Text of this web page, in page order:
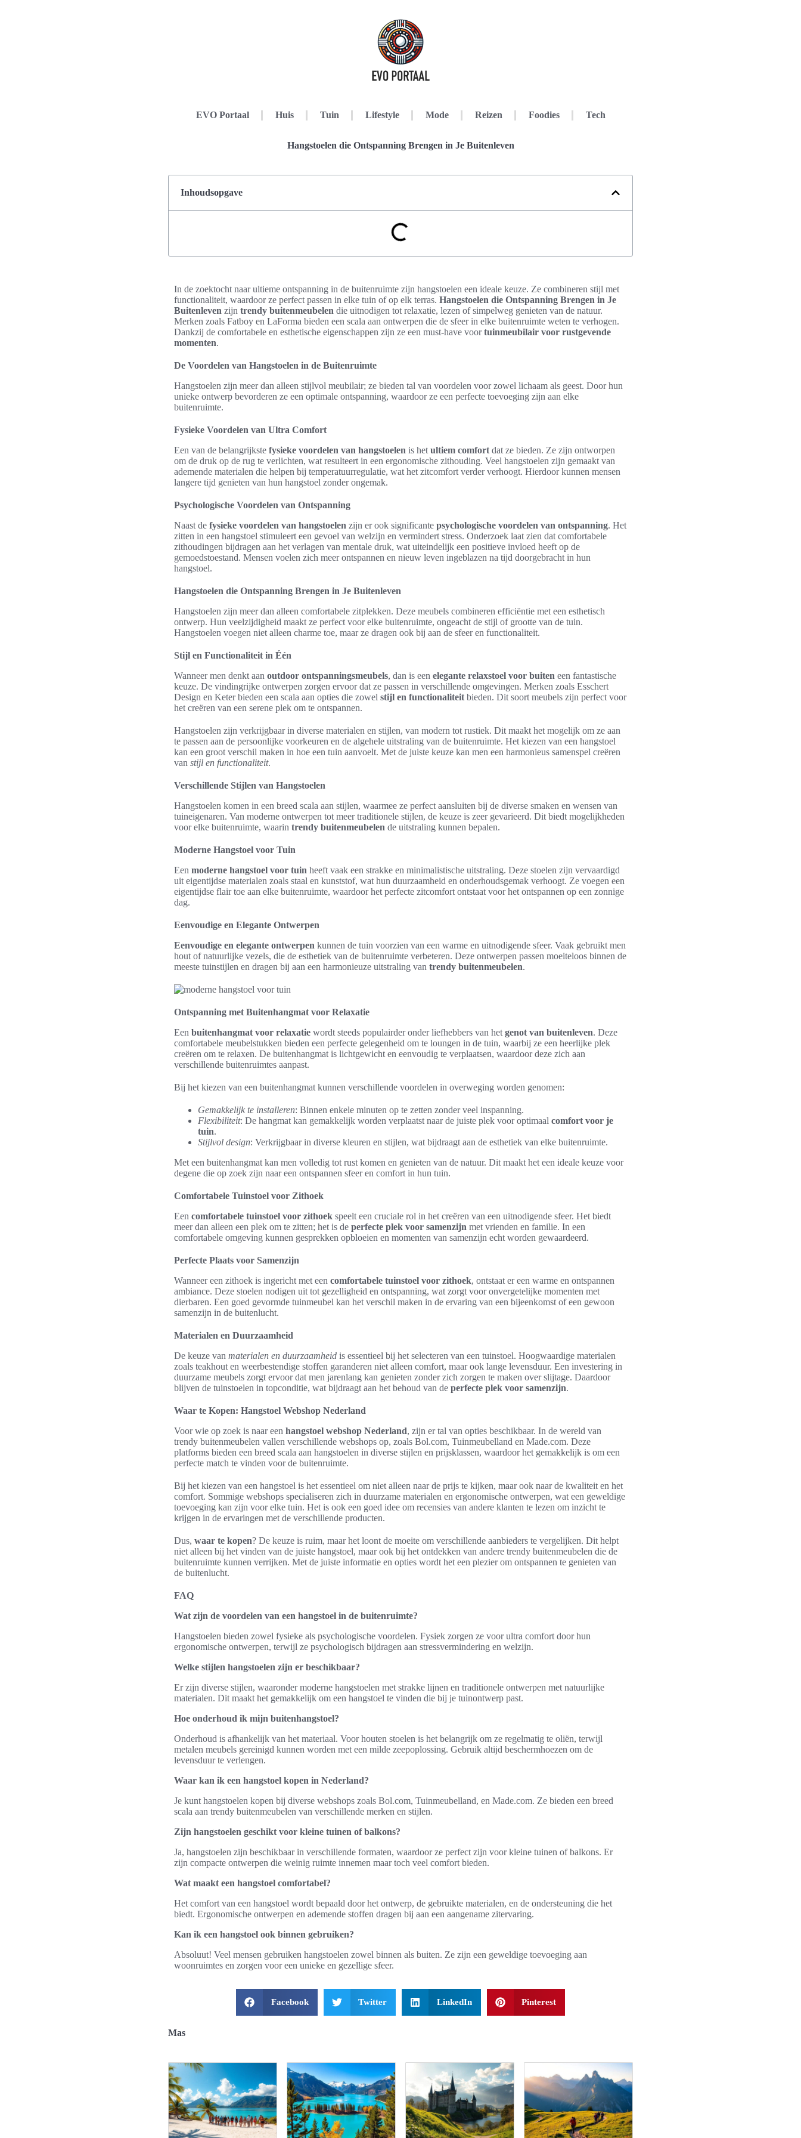
EVO Portaal Huis Tuin Lifestyle Mode Reizen Foodies Tech
Hangstoelen die Ontspanning Brengen in Je Buitenleven
Inhoudsopgave
In de zoektocht naar ultieme ontspanning in de buitenruimte zijn hangstoelen een ideale keuze. Ze combineren stijl met
functionaliteit, waardoor ze perfect passen in elke tuin of op elk terras. Hangstoelen die Ontspanning Brengen in Je
Buitenleven zijn trendy buitenmeubelen die uitnodigen tot relaxatie, lezen of simpelweg genieten van de natuur.
Merken zoals Fatboy en LaForma bieden een scala aan ontwerpen die de sfeer in elke buitenruimte weten te verhogen.
Dankzij de comfortabele en esthetische eigenschappen zijn ze een must-have voortuinmeubilair voor rustgevende
momenten.
De Voordelen van Hangstoelen in de Buitenruimte
Hangstoelen zijn meer dan alleen stijlvol meubilair; ze bieden tal van voordelen voor zowel lichaam als geest. Door hun
unieke ontwerp bevorderen ze een optimale ontspanning, waardoor ze een perfecte toevoeging zijn aan elke
buitenruimte.
Fysieke Voordelen van Ultra Comfort
Een van de belangrijkste fysieke voordelen van hangstoelen is het ultiem comfort dat ze bieden. Ze zijn ontworpen
om de druk op de rug te verlichten, wat resulteert in een ergonomische zithouding. Veel hangstoelen zijn gemaakt van
ademende materialen die helpen bij temperatuurregulatie, wat het zitcomfort verder verhoogt. Hierdoor kunnen mensen
langere tijd genieten van hun hangstoel zonder ongemak.
Psychologische Voordelen van Ontspanning
Naast de fysieke voordelen van hangstoelen zijn er ook significante psychologische voordelen van ontspanning. Het
zitten in een hangstoel stimuleert een gevoel van welzijn en vermindert stress. Onderzoek laat zien dat comfortabele
zithoudingen bijdragen aan het verlagen van mentale druk, wat uiteindelijk een positieve invloed heeft op de
gemoedstoestand. Mensen voelen zich meer ontspannen en nieuw leven ingeblazen na tijd doorgebracht in hun
hangstoel.
Hangstoelen die Ontspanning Brengen in Je Buitenleven
Hangstoelen zijn meer dan alleen comfortabele zitplekken. Deze meubels combineren efficiëntie met een esthetisch
ontwerp. Hun veelzijdigheid maakt ze perfect voor elke buitenruimte, ongeacht de stijl of grootte van de tuin.
Hangstoelen voegen niet alleen charme toe, maar ze dragen ook bij aan de sfeer en functionaliteit.
Stijl en Functionaliteit in Één
Wanneer men denkt aan outdoor ontspanningsmeubels, dan is een elegante relaxstoel voor buiten een fantastische
keuze. De vindingrijke ontwerpen zorgen ervoor dat ze passen in verschillende omgevingen. Merken zoals Esschert
Design en Keter bieden een scala aan opties die zowel stijl en functionaliteit bieden. Dit soort meubels zijn perfect voor
het creëren van een serene plek om te ontspannen.
Hangstoelen zijn verkrijgbaar in diverse materialen en stijlen, van modern tot rustiek. Dit maakt het mogelijk om ze aan
te passen aan de persoonlijke voorkeuren en de algehele uitstraling van de buitenruimte. Het kiezen van een hangstoel
kan een groot verschil maken in hoe een tuin aanvoelt. Met de juiste keuze kan men een harmonieus samenspel creëren
van stijl en functionaliteit.
Verschillende Stijlen van Hangstoelen
Hangstoelen komen in een breed scala aan stijlen, waarmee ze perfect aansluiten bij de diverse smaken en wensen van
tuineigenaren. Van moderne ontwerpen tot meer traditionele stijlen, de keuze is zeer gevarieerd. Dit biedt mogelijkheden
voor elke buitenruimte, waarin trendy buitenmeubelen de uitstraling kunnen bepalen.
Moderne Hangstoel voor Tuin
Een moderne hangstoel voor tuin heeft vaak een strakke en minimalistische uitstraling. Deze stoelen zijn vervaardigd
uit eigentijdse materialen zoals staal en kunststof, wat hun duurzaamheid en onderhoudsgemak verhoogt. Ze voegen een
eigentijdse flair toe aan elke buitenruimte, waardoor het perfecte zitcomfort ontstaat voor het ontspannen op een zonnige
dag.
Eenvoudige en Elegante Ontwerpen
Eenvoudige en elegante ontwerpen kunnen de tuin voorzien van een warme en uitnodigende sfeer. Vaak gebruikt men
hout of natuurlijke vezels, die de esthetiek van de buitenruimte verbeteren. Deze ontwerpen passen moeiteloos binnen de
meeste tuinstijlen en dragen bij aan een harmonieuze uitstraling van trendy buitenmeubelen.
Ontspanning met Buitenhangmat voor Relaxatie
Een buitenhangmat voor relaxatie wordt steeds populairder onder liefhebbers van het genot van buitenleven. Deze
comfortabele meubelstukken bieden een perfecte gelegenheid om te loungen in de tuin, waarbij ze een heerlijke plek
creëren om te relaxen. De buitenhangmat is lichtgewicht en eenvoudig te verplaatsen, waardoor deze zich aan
verschillende buitenruimtes aanpast.
Bij het kiezen van een buitenhangmat kunnen verschillende voordelen in overweging worden genomen:
Gemakkelijk te installeren: Binnen enkele minuten op te zetten zonder veel inspanning.
Flexibiliteit: De hangmat kan gemakkelijk worden verplaatst naar de juiste plek voor optimaal comfort voor je
tuin.
Stijlvol design: Verkrijgbaar in diverse kleuren en stijlen, wat bijdraagt aan de esthetiek van elke buitenruimte.
Met een buitenhangmat kan men volledig tot rust komen en genieten van de natuur. Dit maakt het een ideale keuze voor
degene die op zoek zijn naar een ontspannen sfeer en comfort in hun tuin.
Comfortabele Tuinstoel voor Zithoek
Een comfortabele tuinstoel voor zithoek speelt een cruciale rol in het creëren van een uitnodigende sfeer. Het biedt
meer dan alleen een plek om te zitten; het is de perfecte plek voor samenzijn met vrienden en familie. In een
comfortabele omgeving kunnen gesprekken opbloeien en momenten van samenzijn echt worden gewaardeerd.
Perfecte Plaats voor Samenzijn
Wanneer een zithoek is ingericht met een comfortabele tuinstoel voor zithoek, ontstaat er een warme en ontspannen
ambiance. Deze stoelen nodigen uit tot gezelligheid en ontspanning, wat zorgt voor onvergetelijke momenten met
dierbaren. Een goed gevormde tuinmeubel kan het verschil maken in de ervaring van een bijeenkomst of een gewoon
samenzijn in de buitenlucht.
Materialen en Duurzaamheid
De keuze van materialen en duurzaamheid is essentieel bij het selecteren van een tuinstoel. Hoogwaardige materialen
zoals teakhout en weerbestendige stoffen garanderen niet alleen comfort, maar ook lange levensduur. Een investering in
duurzame meubels zorgt ervoor dat men jarenlang kan genieten zonder zich zorgen te maken over slijtage. Daardoor
blijven de tuinstoelen in topconditie, wat bijdraagt aan het behoud van de perfecte plek voor samenzijn.
Waar te Kopen: Hangstoel Webshop Nederland
Voor wie op zoek is naar een hangstoel webshop Nederland, zijn er tal van opties beschikbaar. In de wereld van
trendy buitenmeubelen vallen verschillende webshops op, zoals Bol.com, Tuinmeubelland en Made.com. Deze
platforms bieden een breed scala aan hangstoelen in diverse stijlen en prijsklassen, waardoor het gemakkelijk is om een
perfecte match te vinden voor de buitenruimte.
Bij het kiezen van een hangstoel is het essentieel om niet alleen naar de prijs te kijken, maar ook naar de kwaliteit en het
comfort. Sommige webshops specialiseren zich in duurzame materialen en ergonomische ontwerpen, wat een geweldige
toevoeging kan zijn voor elke tuin. Het is ook een goed idee om recensies van andere klanten te lezen om inzicht te
krijgen in de ervaringen met de verschillende producten.
Dus, waar te kopen? De keuze is ruim, maar het loont de moeite om verschillende aanbieders te vergelijken. Dit helpt
niet alleen bij het vinden van de juiste hangstoel, maar ook bij het ontdekken van andere trendy buitenmeubelen die de
buitenruimte kunnen verrijken. Met de juiste informatie en opties wordt het een plezier om ontspannen te genieten van
de buitenlucht.
FAQ
Wat zijn de voordelen van een hangstoel in de buitenruimte?
Hangstoelen bieden zowel fysieke als psychologische voordelen. Fysiek zorgen ze voor ultra comfort door hun
ergonomische ontwerpen, terwijl ze psychologisch bijdragen aan stressvermindering en welzijn.
Welke stijlen hangstoelen zijn er beschikbaar?
Er zijn diverse stijlen, waaronder moderne hangstoelen met strakke lijnen en traditionele ontwerpen met natuurlijke
materialen. Dit maakt het gemakkelijk om een hangstoel te vinden die bij je tuinontwerp past.
Hoe onderhoud ik mijn buitenhangstoel?
Onderhoud is afhankelijk van het materiaal. Voor houten stoelen is het belangrijk om ze regelmatig te oliën, terwijl
metalen meubels gereinigd kunnen worden met een milde zeepoplossing. Gebruik altijd beschermhoezen om de
levensduur te verlengen.
Waar kan ik een hangstoel kopen in Nederland?
Je kunt hangstoelen kopen bij diverse webshops zoals Bol.com, Tuinmeubelland, en Made.com. Ze bieden een breed
scala aan trendy buitenmeubelen van verschillende merken en stijlen.
Zijn hangstoelen geschikt voor kleine tuinen of balkons?
Ja, hangstoelen zijn beschikbaar in verschillende formaten, waardoor ze perfect zijn voor kleine tuinen of balkons. Er
zijn compacte ontwerpen die weinig ruimte innemen maar toch veel comfort bieden.
Wat maakt een hangstoel comfortabel?
Het comfort van een hangstoel wordt bepaald door het ontwerp, de gebruikte materialen, en de ondersteuning die het
biedt. Ergonomische ontwerpen en ademende stoffen dragen bij aan een aangename zitervaring.
Kan ik een hangstoel ook binnen gebruiken?
Absoluut! Veel mensen gebruiken hangstoelen zowel binnen als buiten. Ze zijn een geweldige toevoeging aan
woonruimtes en zorgen voor een unieke en gezellige sfeer.
Facebook Twitter LinkedIn Pinterest
Mas